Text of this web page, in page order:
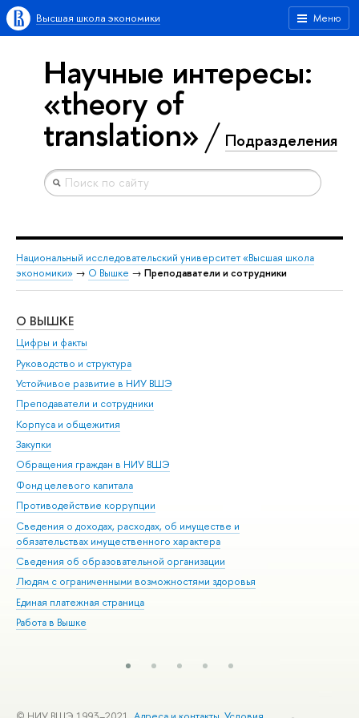
Меню
Высшая школа экономики
Научные интересы:
«theory of
translation» Подразделения
Национальный исследовательский университет «Высшая школа
экономики» → О Вышке → Преподаватели и сотрудники
О ВЫШКЕ
Цифры и факты
Руководство и структура
Устойчивое развитие в НИУ ВШЭ
Преподаватели и сотрудники
Корпуса и общежития
Закупки
Обращения граждан в НИУ ВШЭ
Фонд целевого капитала
Противодействие коррупции
Сведения о доходах, расходах, об имуществе и
обязательствах имущественного характера
Сведения об образовательной организации
Людям с ограниченными возможностями здоровья
Единая платежная страница
Работа в Вышке